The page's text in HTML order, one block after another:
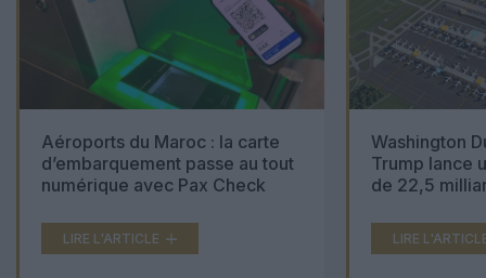
Aéroports du Maroc : la carte
d’embarquement passe au tout
numérique avec Pax Check
LIRE L'ARTICLE
Washington
Trump lance
de 22,5
LIRE